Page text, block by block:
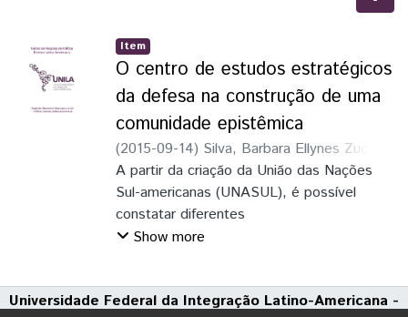
Item
O centro de estudos estratégicos
da defesa na construção de uma
comunidade epistêmica
(2015-09-14) Silva, Barbara Ellynes Zucchi
Nobre; Severgnini, Nastasia Barcelo
A partir da criação da União das Nações
Sul-americanas (UNASUL), é possível
constatar diferentes
tentativas que têm como finalidade a
aos temas de segurança e defesa. Neste
Show more
Universidade Federal da Integração Latino-Americana -